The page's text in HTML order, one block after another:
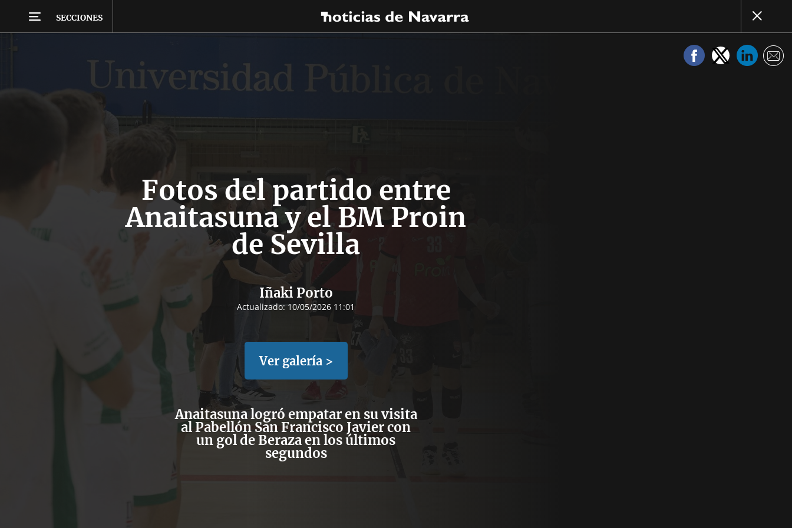
SECCIONES
Fotos del partido entre
Anaitasuna y el BM Proin
de Sevilla
Iñaki Porto
Actualizado:10/05/2026 11:01
Ver galería >
Anaitasuna logró empatar en su visita
al Pabellón San Francisco Javier con
un gol de Beraza en los últimos
segundos